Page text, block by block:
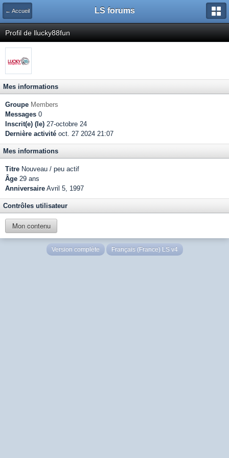
← Accueil LS forums
Profil de llucky88fun
Mes informations
Groupe Members
Messages 0
Inscrit(e) (le) 27-octobre 24
Dernière activité oct. 27 2024 21:07
Mes informations
Titre Nouveau / peu actif
Âge 29 ans
Anniversaire Avril 5, 1997
Contrôles utilisateur
Mon contenu
Version complète Français (France) LS v4